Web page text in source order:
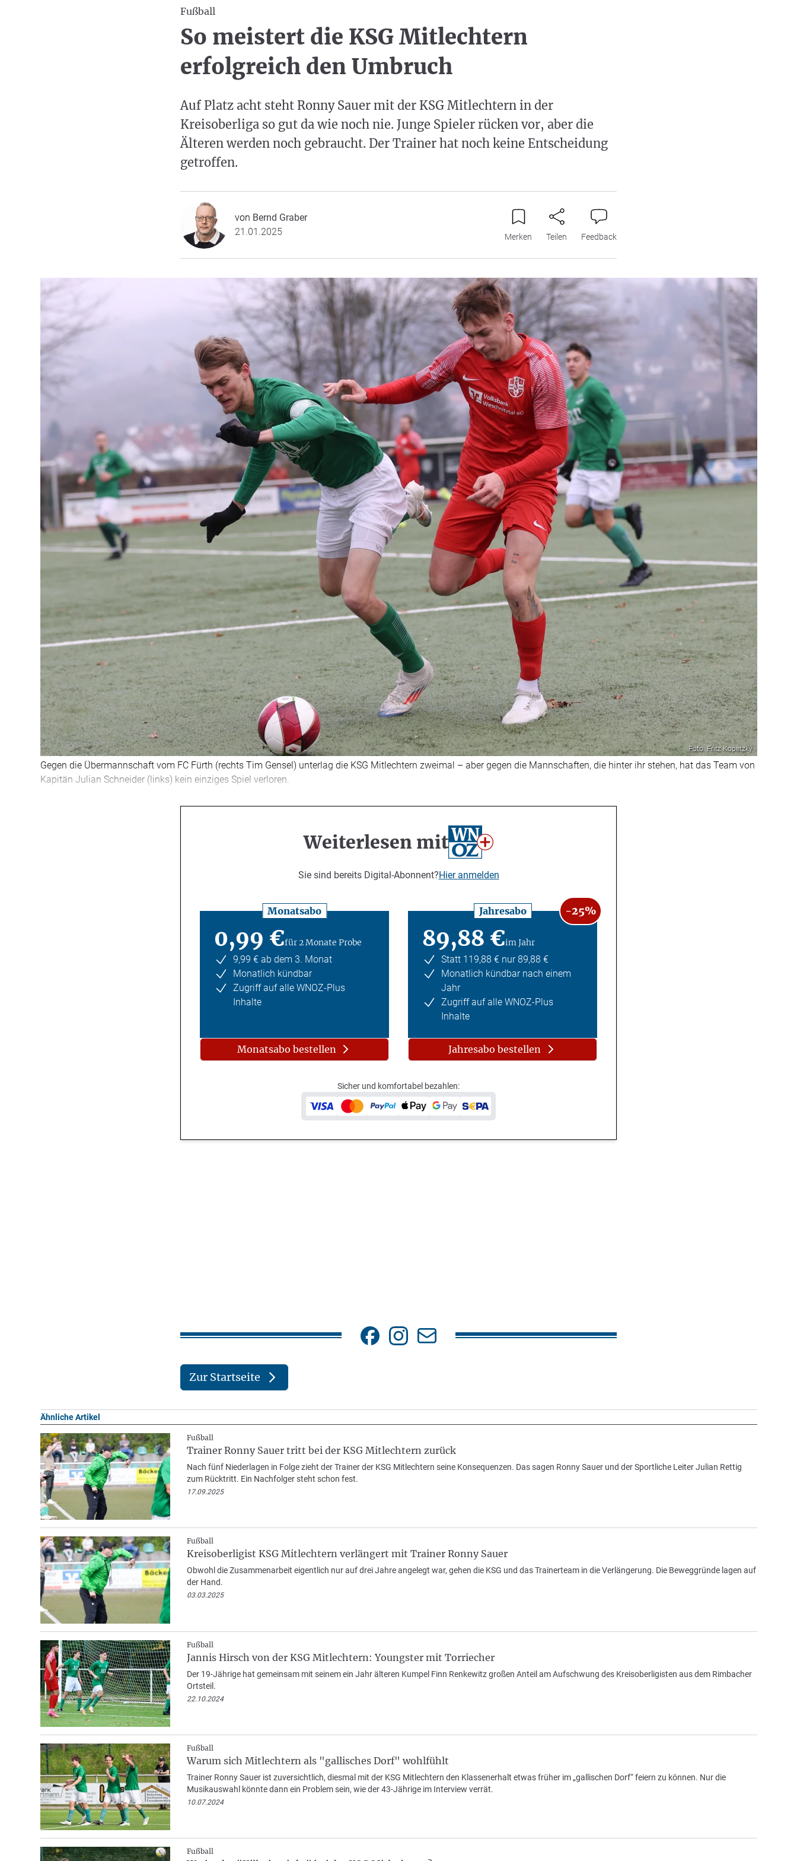
Fußball
So meistert die KSG Mitlechtern
erfolgreich den Umbruch
Auf Platz acht steht Ronny Sauer mit der KSG Mitlechtern in der
Kreisoberliga so gut da wie noch nie. Junge Spieler rücken vor, aber die
Älteren werden noch gebraucht. Der Trainer hat noch keine Entscheidung
getroffen.
von Bernd Graber
21.01.2025
Merken Teilen Feedback
Foto: Fritz Kopetzky
Gegen die Übermannschaft vom FC Fürth (rechts Tim Gensel) unterlag die KSG Mitlechtern zweimal – aber gegen die Mannschaften, die hinter ihr stehen, hat das Team von
Kapitän Julian Schneider (links) kein einziges Spiel verloren.
Weiterlesen mit
Sie sind bereits Digital-Abonnent?Hier anmelden
Monatsabo
0,99 €für 2 Monate Probe
9,99 € ab dem 3. Monat
Monatlich kündbar
Zugriff auf alle WNOZ-Plus
Inhalte
Monatsabo bestellen
Jahresabo -25%
89,88 €im Jahr
Statt 119,88 € nur 89,88 €
Monatlich kündbar nach einem
Jahr
Zugriff auf alle WNOZ-Plus
Inhalte
Jahresabo bestellen
Sicher und komfortabel bezahlen:
Zur Startseite
Ähnliche Artikel
Fußball
Trainer Ronny Sauer tritt bei der KSG Mitlechtern zurück
Nach fünf Niederlagen in Folge zieht der Trainer der KSG Mitlechtern seine Konsequenzen. Das sagen Ronny Sauer und der Sportliche Leiter Julian Rettig
zum Rücktritt. Ein Nachfolger steht schon fest.
17.09.2025
Fußball
Kreisoberligist KSG Mitlechtern verlängert mit Trainer Ronny Sauer
Obwohl die Zusammenarbeit eigentlich nur auf drei Jahre angelegt war, gehen die KSG und das Trainerteam in die Verlängerung. Die Beweggründe lagen auf
der Hand.
03.03.2025
Fußball
Jannis Hirsch von der KSG Mitlechtern: Youngster mit Torriecher
Der 19-Jährige hat gemeinsam mit seinem ein Jahr älteren Kumpel Finn Renkewitz großen Anteil am Aufschwung des Kreisoberligisten aus dem Rimbacher
Ortsteil.
22.10.2024
Fußball
Warum sich Mitlechtern als "gallisches Dorf" wohlfühlt
Trainer Ronny Sauer ist zuversichtlich, diesmal mit der KSG Mitlechtern den Klassenerhalt etwas früher im „gallischen Dorf“ feiern zu können. Nur die
Musikauswahl könnte dann ein Problem sein, wie der 43-Jährige im Interview verrät.
10.07.2024
Fußball